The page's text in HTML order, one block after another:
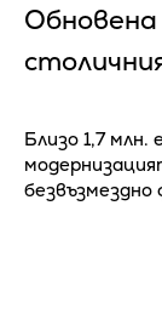
Обновена
Близо 1,7 млн.